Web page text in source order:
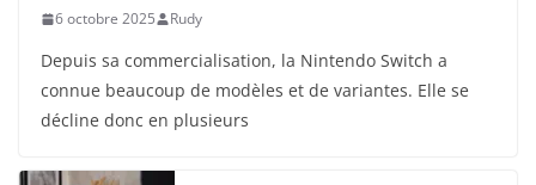
6 octobre 2025 Rudy
Depuis sa commercialisation, la Nintendo Switch a
connue beaucoup de modèles et de variantes. Elle se
décline donc en plusieurs